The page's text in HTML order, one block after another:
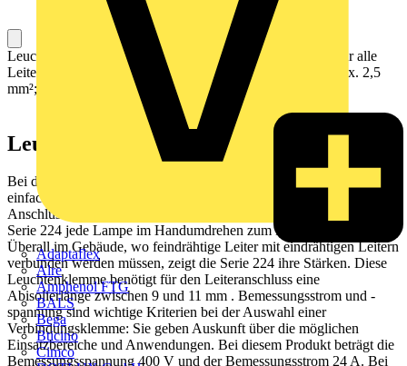
Adaptaflex
Alre
Amphenol FTG
BALS
Bega
Bticino
Cimco
Leuchtenklemme; Drücker Leuchtenseite; Leuchtenseite: für alle
Leiterarten; Inst.-Seite: für eindrähtige Leiter; Serie 224; max. 2,5
mm²; Umgebungstemperatur max. 60°C; 2,50 mm²; grau
Leuchtenklemme Serie 224 mit Push-in
Bei dieser Leuchtenklemme (Artikelnummer 224-101) steht ein
einfacher und sicherer Anschluss im Fokus. Schnell und sicher den
Anschluss einer Leuchte realisieren – mit den Leuchtenklemmen der
Serie 224 jede Lampe im Handumdrehen zum Leuchten bringen.
Überall im Gebäude, wo feindrähtige Leiter mit eindrähtigen Leitern
verbunden werden müssen, zeigt die Serie 224 ihre Stärken. Diese
Leuchtenklemme benötigt für den Leiteranschluss eine
Abisolierlänge zwischen 9 und 11 mm . Bemessungsstrom und -
spannung sind wichtige Kriterien bei der Auswahl einer
Verbindungsklemme: Sie geben Auskunft über die möglichen
Einsatzbereiche und Anwendungen. Bei diesem Produkt beträgt die
Bemessungsspannung 400 V und der Bemessungsstrom 24 A. Bei